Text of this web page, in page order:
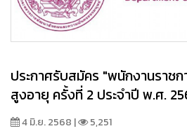
ประกาศรับสมัคร "พนักงานราช
สูงอายุ ครั้งที่ 2 ประจำปี พ.ศ.
4 มิ.ย. 2568 |
5,251